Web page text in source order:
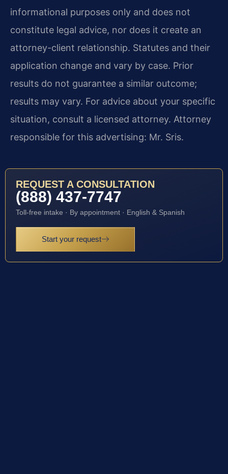
informational purposes only and does not
constitute legal advice, nor does it create an
attorney-client relationship. Statutes and their
application change and vary by case. Prior
results do not guarantee a similar outcome;
results may vary. For advice about your specific
situation, consult a licensed attorney. Attorney
responsible for this advertising: Mr. Sris.
REQUEST A CONSULTATION
(888) 437-7747
Toll-free intake · By appointment · English & Spanish
Start your request